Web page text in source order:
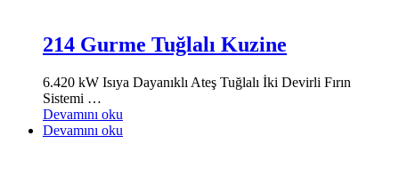
214 Gurme Tuğlalı Kuzine
6.420 kW Isıya Dayanıklı Ateş Tuğlalı İki Devirli Fırın
Sistemi …
Devamını oku
Devamını oku